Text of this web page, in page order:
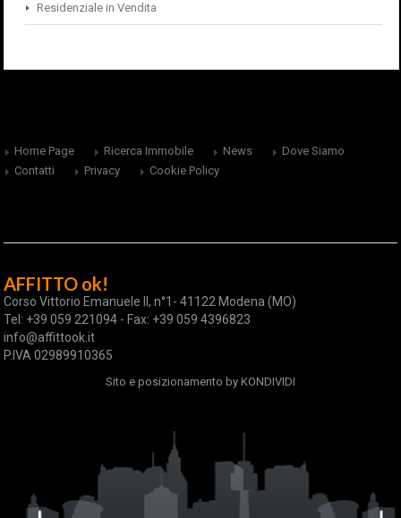
Residenziale in Vendita
Home Page Ricerca Immobile News
Dove Siamo
Contatti
Privacy Cookie Policy
AFFITTO ok!
Corso Vittorio Emanuele II, n°1- 41122 Modena (MO)
Tel: +39 059 221094 - Fax: +39 059 4396823
info@affittook.it
P.IVA 02989910365
Sito e posizionamento by KONDIVIDI